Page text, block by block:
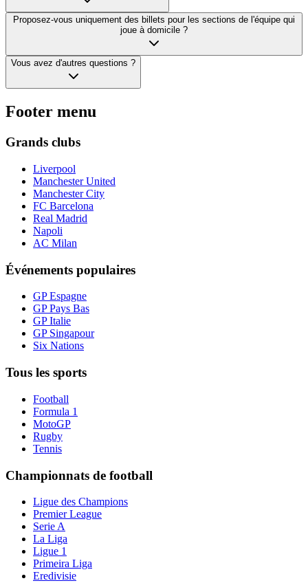
Proposez-vous uniquement des billets pour les sections de l'équipe qui
joue à domicile ?
Vous avez d'autres questions ?
Footer menu
Grands clubs
Liverpool
Manchester United
Manchester City
FC Barcelona
Real Madrid
Napoli
AC Milan
Événements populaires
GP Espagne
GP Pays Bas
GP Italie
GP Singapour
Six Nations
Tous les sports
Football
Formula 1
MotoGP
Rugby
Tennis
Championnats de football
Ligue des Champions
Premier League
Serie A
La Liga
Ligue 1
Primeira Liga
Eredivisie